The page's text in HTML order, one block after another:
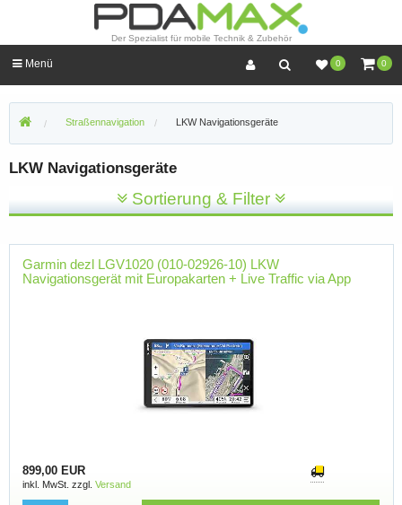
Der Spezialist für mobile Technik & Zubehör
0 0
Menü
Straßennavigation LKW Navigationsgeräte
LKW Navigationsgeräte
Sortierung & Filter
Garmin dezl LGV1020 (010-02926-10) LKW
Navigationsgerät mit Europakarten + Live Traffic via App
899,00 EUR
inkl. MwSt. zzgl. Versand